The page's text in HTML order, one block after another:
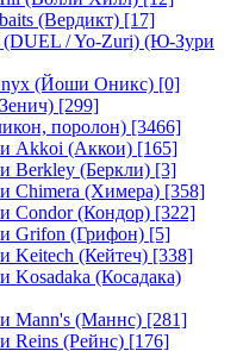
(Вердикт) [17]
/ Yo-Zuri) (Ю-Зури
(Йоши Оникс) [0]
[299]
поролон) [3466]
Akkoi (Аккои) [165]
Berkley (Беркли) [3]
Chimera (Химера) [358]
Condor (Кондор) [322]
Grifon (Грифон) [5]
Keitech (Кейтеч) [338]
Kosadaka (Косадака)
Mann's (Маннс) [281]
Reins (Рейнс) [176]